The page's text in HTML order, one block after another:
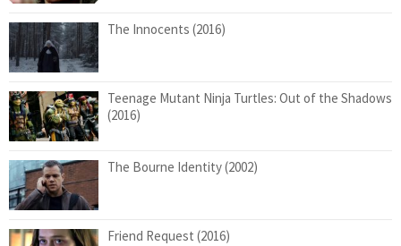
The Innocents (2016)
Teenage Mutant Ninja Turtles: Out of the Shadows
(2016)
The Bourne Identity (2002)
Friend Request (2016)